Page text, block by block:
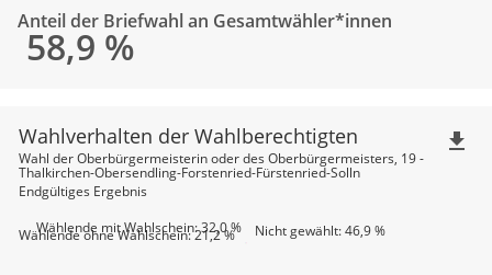
Anteil der Briefwahl an Gesamtwähler*innen
58,9 %
Wählende ohne Wahlschein: 21,2 %
Wählende mit Wahlschein: 32,0 % Nicht gewählt: 46,9 %
Wahlverhalten der Wahlberechtigten
Wahl der Oberbürgermeisterin oder des Oberbürgermeisters, 19 -
Thalkirchen-Obersendling-Forstenried-Fürstenried-Solln
Endgültiges Ergebnis
file_download